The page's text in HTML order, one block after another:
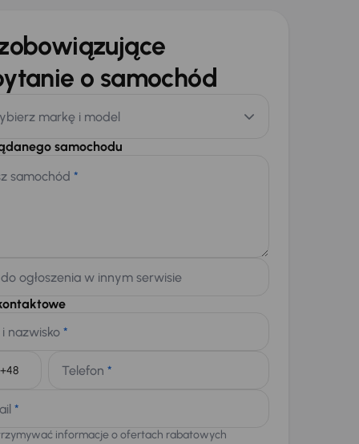
o samochód
markę i model
samochodu
samochód *
ogłoszenia w innym serwisie
nazwisko *
Telefon *
*
informacje o ofertach rabatowych